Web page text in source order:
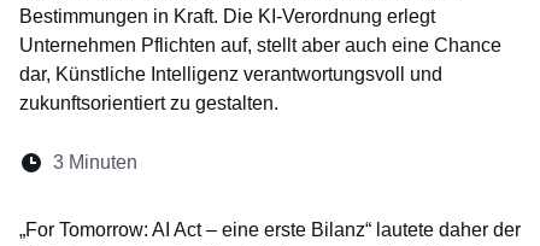
Bestimmungen in Kraft. Die KI-Verordnung erlegt
Unternehmen Pflichten auf, stellt aber auch eine Chance
dar, Künstliche Intelligenz verantwortungsvoll und
zukunftsorientiert zu gestalten.
Lesedauer:
3 Minuten
„For Tomorrow: AI Act – eine erste Bilanz“ lautete daher der